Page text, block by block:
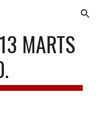
Skip to navigation
MARTS